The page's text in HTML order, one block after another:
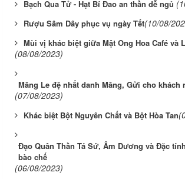
Bạch Qua Tử - Hạt Bí Đao an thần dễ ngủ
Rượu Sâm Dây phục vụ ngày Tết(10/08/
Mùi vị khác biệt giữa Mật Ong Hoa Café và
(08/08/2023)
Măng Le đệ nhất danh Măng, Gửi cho khách
(07/08/2023)
Khác biệt Bột Nguyên Chất và Bột Hòa Tan
Đạo Quân Thần Tá Sứ, Âm Dương và Đặc
bào chế
(06/08/2023)